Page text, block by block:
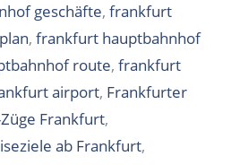
geschäfte, frankfurt
, frankfurt hauptbahnhof
route, frankfurt
airport, Frankfurter
Züge Frankfurt,
ab Frankfurt,